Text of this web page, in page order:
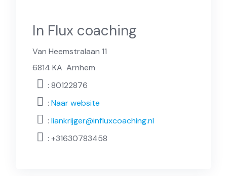
In Flux coaching
Van Heemstralaan 11
6814 KA Arnhem
: 80122876
: Naar website
: liankrijger@influxcoaching.nl
: +31630783458